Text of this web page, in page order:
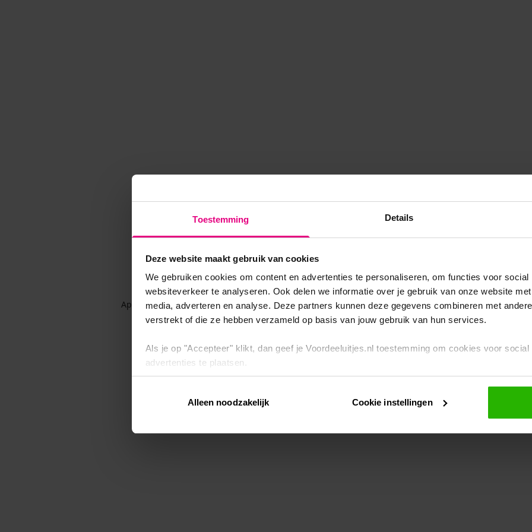
Toestemming Details
Deze website maakt gebruik van cookies
We gebruiken cookies om content en advertenties te personaliseren, om functies voor
websiteverkeer te analyseren. Ook delen we informatie over je gebruik van onze website
media, adverteren en analyse. Deze partners kunnen deze gegevens combineren met
verstrekt of die ze hebben verzameld op basis van jouw gebruik van hun services.
Als je op "Accepteer" klikt, dan geef je Voordeeluitjes.nl toestemming om cookies voor
advertenties te plaatsen.
Via "Cookie instellingen" kun je ook zelf instellen welke cookies worden geplaatst. Je kunt je
intrekken op onscookiebeleid.
Alleen noodzakelijk Cookie instellingen
Application error: a client-side exception has occurred while loadingwww.voordeeluitjes.nl (see the